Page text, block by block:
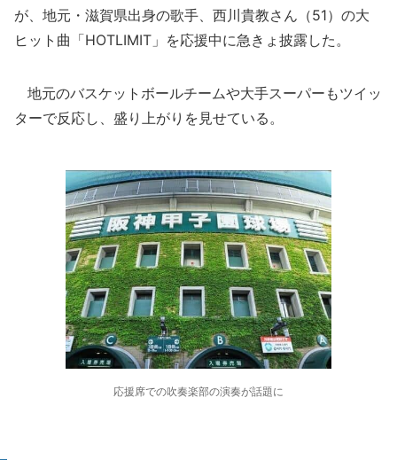
が、地元・滋賀県出身の歌手、西川貴教さん（51）の大
ヒット曲「HOTLIMIT」を応援中に急きょ披露した。
地元のバスケットボールチームや大手スーパーもツイッ
ターで反応し、盛り上がりを見せている。
応援席での吹奏楽部の演奏が話題に